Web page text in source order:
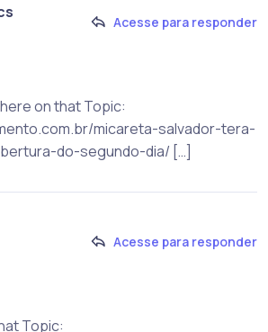
Acesse para responder
on that Topic:
micareta-salvador-tera-
do-segundo-dia/ […]
Acesse para responder
Topic: